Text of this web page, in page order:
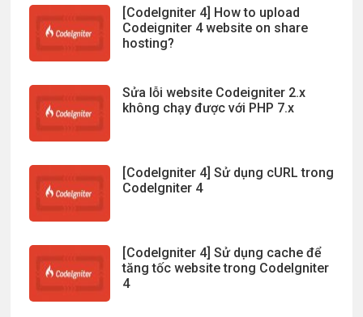
[CodeIgniter 4] How to upload
Codeigniter 4 website on share
hosting?
Sửa lỗi website Codeigniter 2.x
không chạy được với PHP 7.x
[CodeIgniter 4] Sử dụng cURL trong
CodeIgniter 4
[CodeIgniter 4] Sử dụng cache để
tăng tốc website trong CodeIgniter
4